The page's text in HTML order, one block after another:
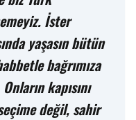
İster
yaşasın bütün
bağrımıza
kapısını
değil, sahir